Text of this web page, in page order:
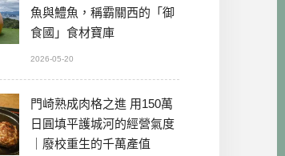
魚與鱧魚，稱霸關西的「御
食國」食材寶庫
2026-05-20
門崎熟成肉格之進 用150萬
日圓填平護城河的經營氣度
｜廢校重生的千萬產值